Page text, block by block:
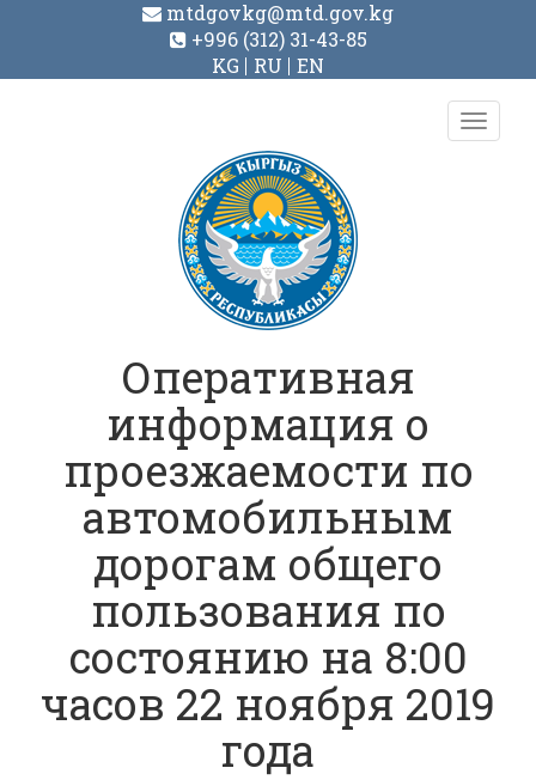
mtdgovkg@mtd.gov.kg
+996 (312) 31-43-85
KG
RU EN
Toggle
Оперативная
информация о
проезжаемости по
автомобильным
дорогам общего
пользования по
состоянию на 8:00
часов 22 ноября 2019
года